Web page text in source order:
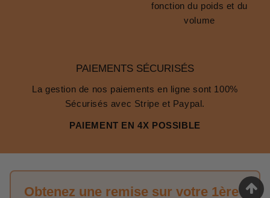
fonction du poids et du
volume
PAIEMENTS SÉCURISÉS
La gestion de nos paiements en ligne sont 100%
Sécurisés avec Stripe et Paypal.
PAIEMENT EN 4X POSSIBLE
Obtenez une remise sur votre 1ère